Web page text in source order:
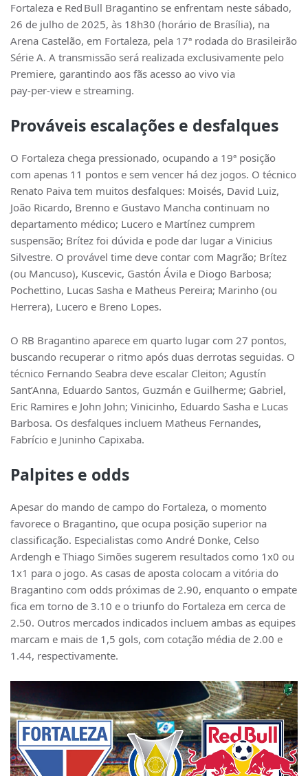
Fortaleza e Red Bull Bragantino se enfrentam neste sábado,
26 de julho de 2025, às 18h30 (horário de Brasília), na
Arena Castelão, em Fortaleza, pela 17ª rodada do Brasileirão
Série A. A transmissão será realizada exclusivamente pelo
Premiere, garantindo aos fãs acesso ao vivo via
pay‑per‑view e streaming.
Prováveis escalações e desfalques
O Fortaleza chega pressionado, ocupando a 19ª posição
com apenas 11 pontos e sem vencer há dez jogos. O técnico
Renato Paiva tem muitos desfalques: Moisés, David Luiz,
João Ricardo, Brenno e Gustavo Mancha continuam no
departamento médico; Lucero e Martínez cumprem
suspensão; Brítez foi dúvida e pode dar lugar a Vinicius
Silvestre. O provável time deve contar com Magrão; Brítez
(ou Mancuso), Kuscevic, Gastón Ávila e Diogo Barbosa;
Pochettino, Lucas Sasha e Matheus Pereira; Marinho (ou
Herrera), Lucero e Breno Lopes.
O RB Bragantino aparece em quarto lugar com 27 pontos,
buscando recuperar o ritmo após duas derrotas seguidas. O
técnico Fernando Seabra deve escalar Cleiton; Agustín
Sant’Anna, Eduardo Santos, Guzmán e Guilherme; Gabriel,
Eric Ramires e John John; Vinicinho, Eduardo Sasha e Lucas
Barbosa. Os desfalques incluem Matheus Fernandes,
Fabrício e Juninho Capixaba.
Palpites e odds
Apesar do mando de campo do Fortaleza, o momento
favorece o Bragantino, que ocupa posição superior na
classificação. Especialistas como André Donke, Celso
Ardengh e Thiago Simões sugerem resultados como 1x0 ou
1x1 para o jogo. As casas de aposta colocam a vitória do
Bragantino com odds próximas de 2.90, enquanto o empate
fica em torno de 3.10 e o triunfo do Fortaleza em cerca de
2.50. Outros mercados indicados incluem ambas as equipes
marcam e mais de 1,5 gols, com cotação média de 2.00 e
1.44, respectivamente.